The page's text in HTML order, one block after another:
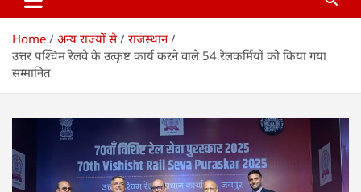
Home अन्य राज्यों से
राजस्थान
उत्तर पश्चिम रेलवे के उत्कृष्ट कार्य करने वाले 54 रेलकर्मियों को किया गया
सम्मानित